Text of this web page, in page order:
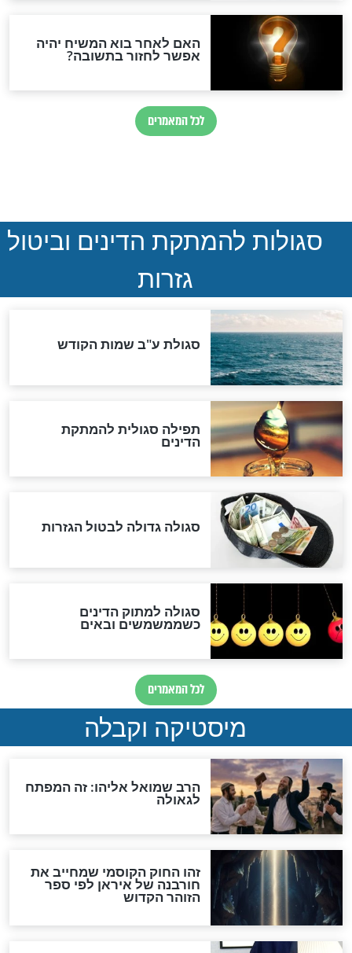
ההסכם החשאי של טראמפ
ואיראן: בלי שקיפות ועם הרבה
"מודה לקב"ה על כל השנים"
לכל המאמרים
אחרית הימים
האם אפשר לחשב את הקץ?
מה יהיה בימות המשיח?
"לפני הגאולה תהיה אפיקורסות
והכחשה גדולה מאוד של
האמונה"
האם לאחר בוא המשיח יהיה
אפשר לחזור בתשובה?
לכל המאמרים